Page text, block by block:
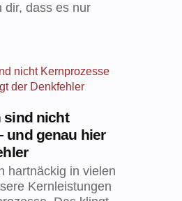
dir, dass es nur
sind nicht
und genau hier
hartnäckig in vielen
Kernleistungen